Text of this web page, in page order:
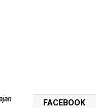
FACEBOOK